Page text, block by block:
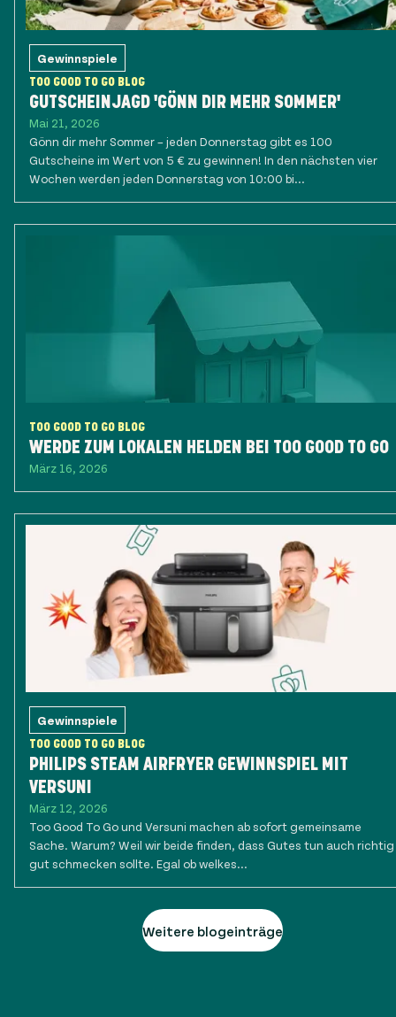
Gewinnspiele
TOO GOOD TO GO BLOG
GUTSCHEINJAGD 'GÖNN DIR MEHR SOMMER'
Mai 21, 2026
Gönn dir mehr Sommer – jeden Donnerstag gibt es 100
Gutscheine im Wert von 5 € zu gewinnen! In den nächsten vier
Wochen werden jeden Donnerstag von 10:00 bi...
TOO GOOD TO GO BLOG
WERDE ZUM LOKALEN HELDEN BEI TOO GOOD TO GO
März 16, 2026
Gewinnspiele
TOO GOOD TO GO BLOG
PHILIPS STEAM AIRFRYER GEWINNSPIEL MIT
VERSUNI
März 12, 2026
Too Good To Go und Versuni machen ab sofort gemeinsame
Sache. Warum? Weil wir beide finden, dass Gutes tun auch richtig
gut schmecken sollte. Egal ob welkes...
Weitere blogeinträge